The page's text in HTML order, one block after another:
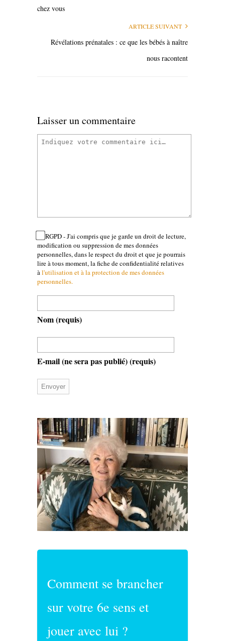
chez vous
ARTICLE SUIVANT
Révélations prénatales : ce que les bébés à naître
nous racontent
Laisser un commentaire
RGPD - J'ai compris que je garde un droit de lecture,
modification ou suppression de mes données
personnelles, dans le respect du droit et que je pourrais
lire à tous moment, la fiche de confidentialité relatives
àl'utilisation et à la protection de mes données
personnelles.
Nom(requis)
E-mail (ne sera pas publié)(requis)
Comment se brancher
sur votre 6e sens et
jouer avec lui ?